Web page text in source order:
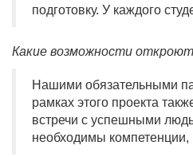
подготовку. У каждого
Какие возможности
Нашими обязательными
рамках этого проекта
встречи с успешными
необходимы компетенции,